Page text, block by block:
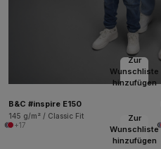
Zur
Wunschliste
hinzufügen
B&C #inspire E150
145 g/m² / Classic Fit
+17
Zur
Wunschliste
hinzufügen